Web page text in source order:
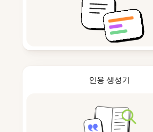
인용 생성기